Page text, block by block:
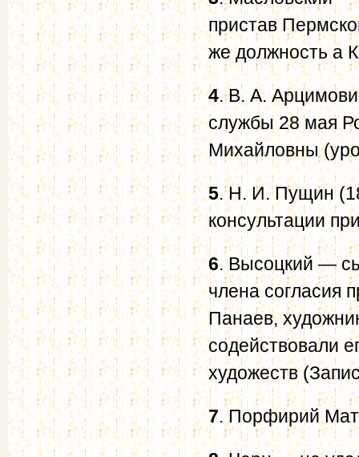
пристав
же должность а
4. В. А.
службы 28 мая
Михайловны
5. Н. И. Пущин
консультации
6. Высоцкий —
члена согласия
Панаев,
содействовали
художеств
7. Порфирий